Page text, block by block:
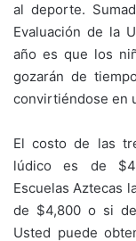
al deporte.
Evaluación de la
año es que los
gozarán de
convirtiéndose en
El costo de las
lúdico es de
Escuelas Aztecas
de $4,800 o si
Usted puede